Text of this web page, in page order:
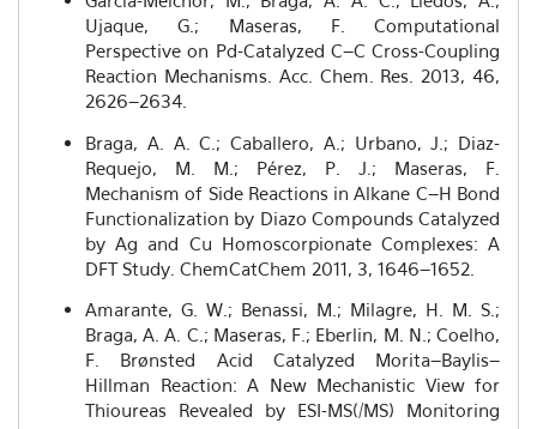
Ujaque, G.; Maseras, F. Computational
Perspective on Pd-Catalyzed C–C Cross-Coupling
Reaction Mechanisms. Acc. Chem. Res. 2013, 46,
2626–2634.
Braga, A. A. C.; Caballero, A.; Urbano, J.; Diaz-
Requejo, M. M.; Pérez, P. J.; Maseras, F.
Mechanism of Side Reactions in Alkane C–H Bond
Functionalization by Diazo Compounds Catalyzed
by Ag and Cu Homoscorpionate Complexes: A
DFT Study. ChemCatChem 2011, 3, 1646–1652.
Amarante, G. W.; Benassi, M.; Milagre, H. M. S.;
Braga, A. A. C.; Maseras, F.; Eberlin, M. N.; Coelho,
F. Brønsted Acid Catalyzed Morita–Baylis–
Hillman Reaction: A New Mechanistic View for
Thioureas Revealed by ESI-MS(/MS) Monitoring